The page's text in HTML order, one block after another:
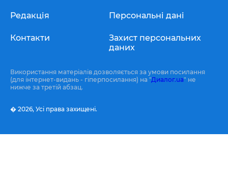
Редакція
Контакти
Персональні дані
Захист персональних
даних
Використання матеріалів дозволяється за умови посилання
(для інтернет-видань - гіперпосилання) на "Диалог.ua" не
нижче за третій абзац.
� 2026, Усі права захищені.